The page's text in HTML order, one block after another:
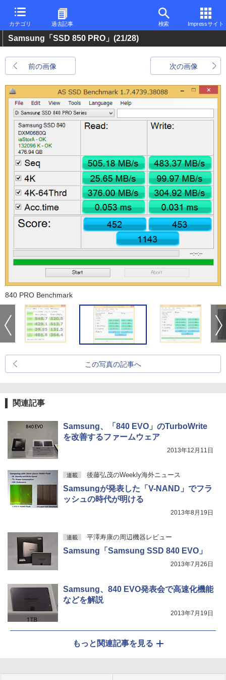
カテゴリ 過去記事 検索 Impressサイト
Samsung「SSD 850 PRO」 (21/28)
前の画像 次の画像
840 PRO Benchmark
この写真の記事へ
関連記事
Samsung、「840 EVO」のTurboWrite
を改善するファームウェア
2013年12月11日
連載 後藤弘茂のWeekly海外ニュース
Samsungが発表した「V-NAND」でフラ
ッシュの時代が明ける
2013年8月19日
連載 平澤寿康の周辺機器レビュー
Samsung「Samsung SSD 840 EVO」
2013年7月26日
Samsung、840 EVO発表会で高速化機能
などを解説
2013年7月19日
もっと関連記事を見る